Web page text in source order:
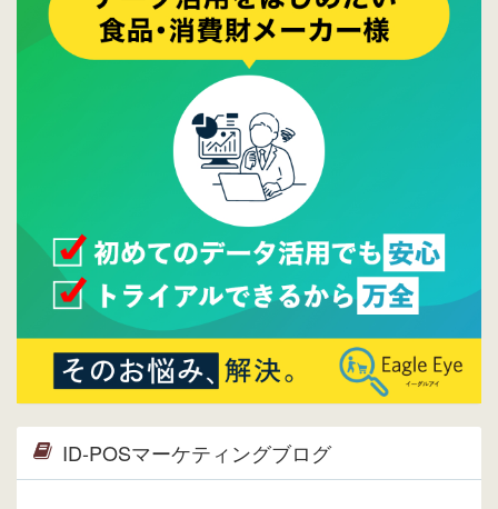
2015/10/19
ウレコンのサイト機能を大幅バージョンアッ
プ。詳細はこちら。⇒告知ページへ
ウレコンが機能拡充し、サイトリニューアル
しました。⇒
ウレコンFacebook
Facebookページを開設しました。詳細は
ら。
ウレコンサイトリリースしました。
ID-POSマーケティングブログ